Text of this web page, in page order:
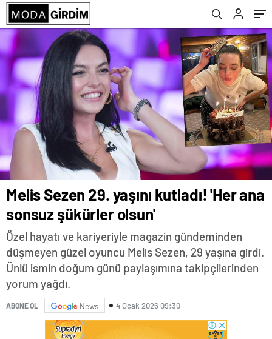
Melis Sezen 29. yaşını kutladı! 'Her ana
sonsuz şükürler olsun'
Özel hayatı ve kariyeriyle magazin gündeminden
düşmeyen güzel oyuncu Melis Sezen, 29 yaşına girdi.
Ünlü ismin doğum günü paylaşımına takipçilerinden
yorum yağdı.
ABONE OL News 4 Ocak 2026 09:30